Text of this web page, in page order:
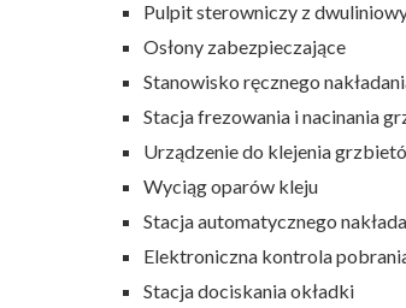
Pulpit sterowniczy z
Osłony zabezpieczające
Stanowisko ręcznego
Stacja frezowania i nacinania
Urządzenie do klejenia
Wyciąg oparów kleju
Stacja automatycznego
Elektroniczna kontrola
Stacja dociskania okładki